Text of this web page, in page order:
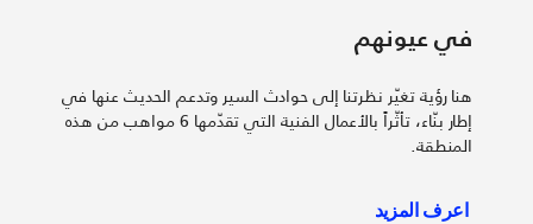
في عيونهم
هنا رؤية تغيّر نظرتنا إلى حوادث السير وتدعم الحديث عنها في
إطار بنّاء، تأثّراً بالأعمال الفنية التي تقدّمها 6 مواهب من هذه
المنطقة.
اعرف المزيد